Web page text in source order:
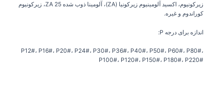
زیرکونیوم، اکسید آلومینیوم زیرکونیا (ZA)، آلومینا ذوب شده ZA 25، زیرکونیوم
کوراندوم و غیره.
اندازه برای درجه P:
P12#، P16#، P20#، P24#، P30#، P36#، P40#، P50#، P60#، P80#،
P100#، P120#، P150#، P180#، P220#